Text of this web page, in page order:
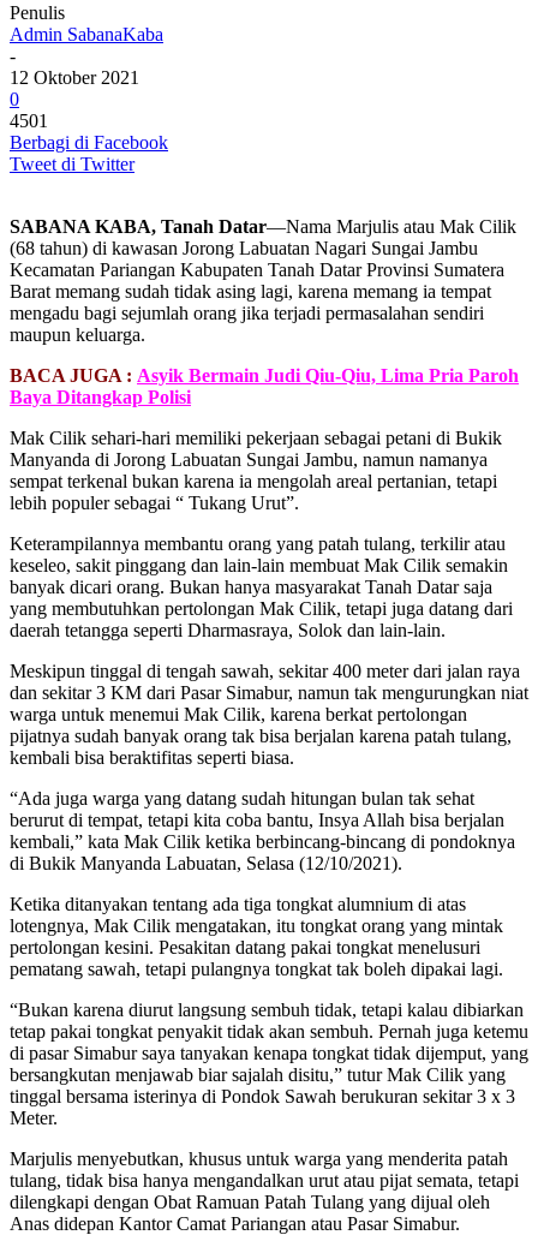
Penulis
Admin SabanaKaba
-
12 Oktober 2021
0
4501
Berbagi di Facebook
Tweet di Twitter
SABANA KABA, Tanah Datar—Nama Marjulis atau Mak Cilik
(68 tahun) di kawasan Jorong Labuatan Nagari Sungai Jambu
Kecamatan Pariangan Kabupaten Tanah Datar Provinsi Sumatera
Barat memang sudah tidak asing lagi, karena memang ia tempat
mengadu bagi sejumlah orang jika terjadi permasalahan sendiri
maupun keluarga.
BACA JUGA : Asyik Bermain Judi Qiu-Qiu, Lima Pria Paroh
Baya Ditangkap Polisi
Mak Cilik sehari-hari memiliki pekerjaan sebagai petani di Bukik
Manyanda di Jorong Labuatan Sungai Jambu, namun namanya
sempat terkenal bukan karena ia mengolah areal pertanian, tetapi
lebih populer sebagai “ Tukang Urut”.
Keterampilannya membantu orang yang patah tulang, terkilir atau
keseleo, sakit pinggang dan lain-lain membuat Mak Cilik semakin
banyak dicari orang. Bukan hanya masyarakat Tanah Datar saja
yang membutuhkan pertolongan Mak Cilik, tetapi juga datang dari
daerah tetangga seperti Dharmasraya, Solok dan lain-lain.
Meskipun tinggal di tengah sawah, sekitar 400 meter dari jalan raya
dan sekitar 3 KM dari Pasar Simabur, namun tak mengurungkan niat
warga untuk menemui Mak Cilik, karena berkat pertolongan
pijatnya sudah banyak orang tak bisa berjalan karena patah tulang,
kembali bisa beraktifitas seperti biasa.
“Ada juga warga yang datang sudah hitungan bulan tak sehat
berurut di tempat, tetapi kita coba bantu, Insya Allah bisa berjalan
kembali,” kata Mak Cilik ketika berbincang-bincang di pondoknya
di Bukik Manyanda Labuatan, Selasa (12/10/2021).
Ketika ditanyakan tentang ada tiga tongkat alumnium di atas
lotengnya, Mak Cilik mengatakan, itu tongkat orang yang mintak
pertolongan kesini. Pesakitan datang pakai tongkat menelusuri
pematang sawah, tetapi pulangnya tongkat tak boleh dipakai lagi.
“Bukan karena diurut langsung sembuh tidak, tetapi kalau dibiarkan
tetap pakai tongkat penyakit tidak akan sembuh. Pernah juga ketemu
di pasar Simabur saya tanyakan kenapa tongkat tidak dijemput, yang
bersangkutan menjawab biar sajalah disitu,” tutur Mak Cilik yang
tinggal bersama isterinya di Pondok Sawah berukuran sekitar 3 x 3
Meter.
Marjulis menyebutkan, khusus untuk warga yang menderita patah
tulang, tidak bisa hanya mengandalkan urut atau pijat semata, tetapi
dilengkapi dengan Obat Ramuan Patah Tulang yang dijual oleh
Anas didepan Kantor Camat Pariangan atau Pasar Simabur.